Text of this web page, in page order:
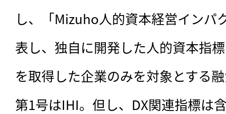
し、「Mizuho人的資本経営インパ
表し、独自に開発した人的資本指
を取得した企業のみを対象とする
第1号はIHI。但し、DX関連指標は